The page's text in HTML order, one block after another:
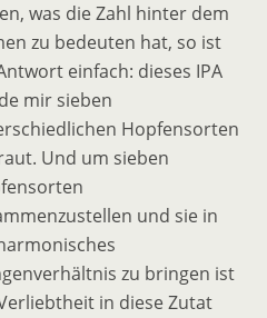
was die Zahl hinter dem
zu bedeuten hat, so ist
einfach: dieses IPA
mir sieben
Hopfensorten
Und um sieben
und sie in
zu bringen ist
in diese Zutat